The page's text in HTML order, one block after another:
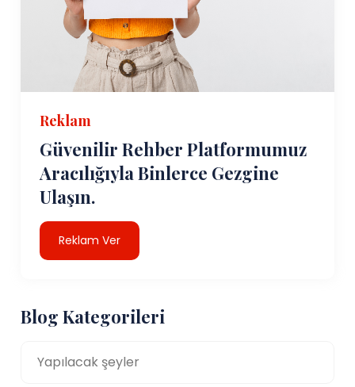
Reklam
Güvenilir Rehber Platformumuz
Aracılığıyla Binlerce Gezgine
Ulaşın.
Reklam Ver
Blog Kategorileri
Yapılacak şeyler